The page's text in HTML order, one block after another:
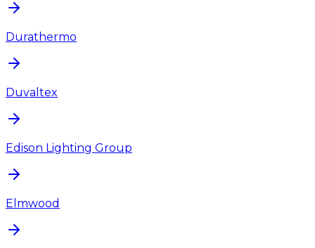
Durathermo
Duvaltex
Edison Lighting Group
Elmwood